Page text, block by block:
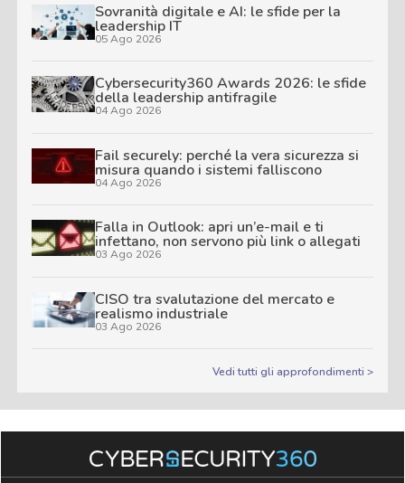
Sovranità digitale e AI: le sfide per la
leadership IT
05 Ago 2026
Cybersecurity360 Awards 2026: le sfide
della leadership antifragile
04 Ago 2026
Fail securely: perché la vera sicurezza si
misura quando i sistemi falliscono
04 Ago 2026
Falla in Outlook: apri un’e-mail e ti
infettano, non servono più link o allegati
03 Ago 2026
CISO tra svalutazione del mercato e
realismo industriale
03 Ago 2026
Vedi tutti gli approfondimenti >